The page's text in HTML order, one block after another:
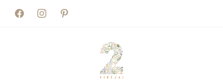
facebookinstagrampinterest